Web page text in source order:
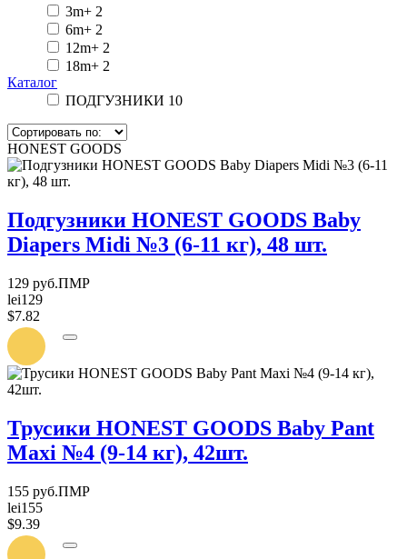
3m+ 2
6m+ 2
12m+ 2
18m+ 2
Каталог
ПОДГУЗНИКИ 10
HONEST GOODS
Подгузники HONEST GOODS Baby
Diapers Midi №3 (6-11 кг), 48 шт.
129 руб.ПМР
lei129
$7.82
УВЕДОМИТЬ
ПОСТУПЛЕНИИ
Трусики HONEST GOODS Baby Pant
Maxi №4 (9-14 кг), 42шт.
155 руб.ПМР
lei155
$9.39
УВЕДОМИТЬ